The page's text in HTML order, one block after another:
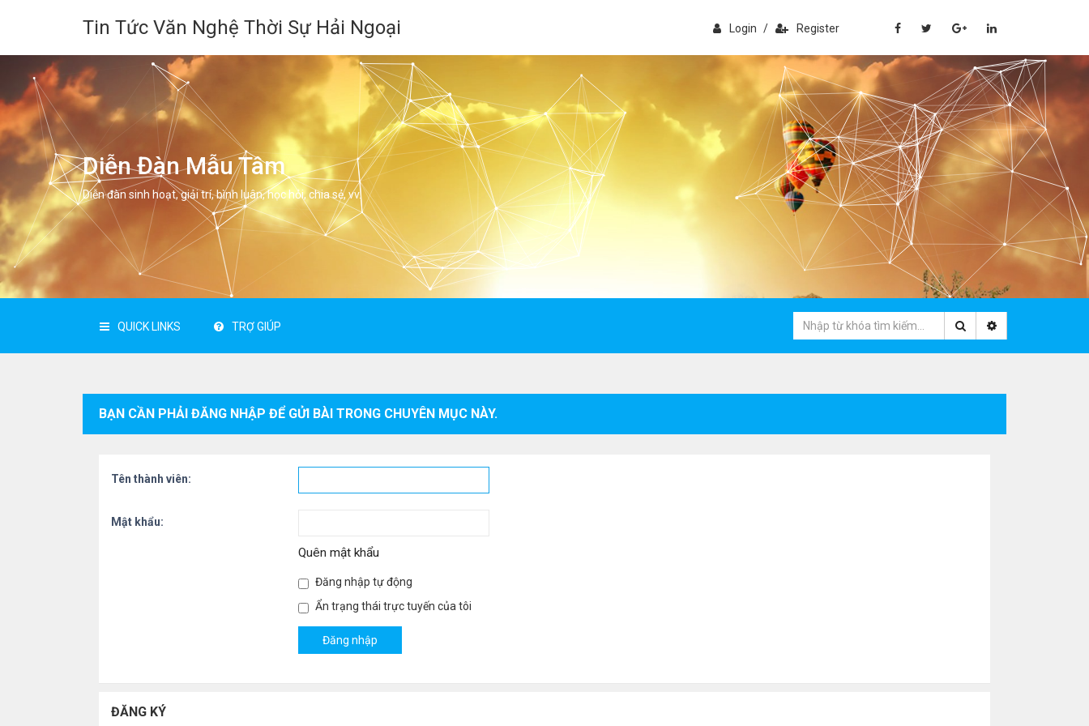
Tin Tức Văn Nghệ Thời Sự Hải Ngoại Login / Register
Diễn Đàn Mẫu Tâm
Diễn đàn sinh hoạt, giải trí, bình luân, học hỏi, chia sẻ, vv.
QUICK LINKS TRỢ GIÚP
BẠN CẦN PHẢI ĐĂNG NHẬP ĐỂ GỬI BÀI TRONG CHUYÊN MỤC NÀY.
Tên thành viên:
Mật khẩu:
Quên mật khẩu
Đăng nhập tự động
Ẩn trạng thái trực tuyến của tôi
ĐĂNG KÝ